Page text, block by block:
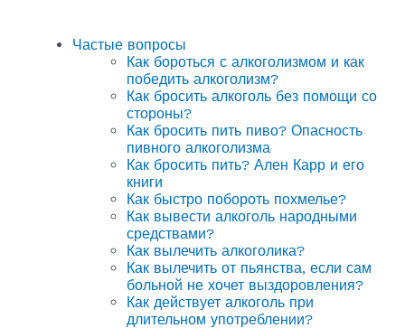
Частые вопросы
Как бороться с алкоголизмом и как
победить алкоголизм?
Как бросить алкоголь без помощи со
стороны?
Как бросить пить пиво? Опасность
пивного алкоголизма
Как бросить пить? Ален Карр и его
книги
Как быстро побороть похмелье?
Как вывести алкоголь народными
средствами?
Как вылечить алкоголика?
Как вылечить от пьянства, если сам
больной не хочет выздоровления?
Как действует алкоголь при
длительном употреблении?